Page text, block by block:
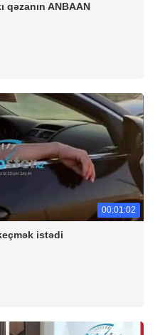
qəzanın ANBAAN
00:01:02
istədi